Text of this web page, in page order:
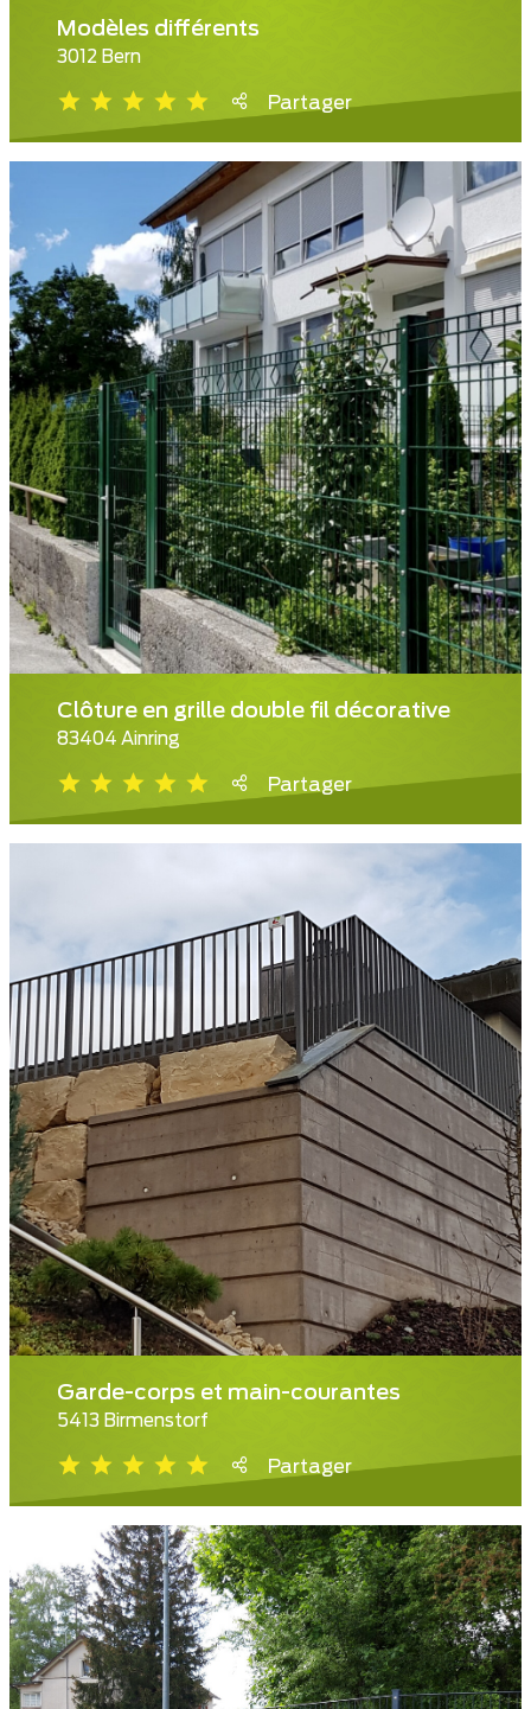
Modèles différents
3012 Bern
Partager
Clôture en grille double fil décorative
83404 Ainring
Partager
Garde-corps et main-courantes
5413 Birmenstorf
Partager